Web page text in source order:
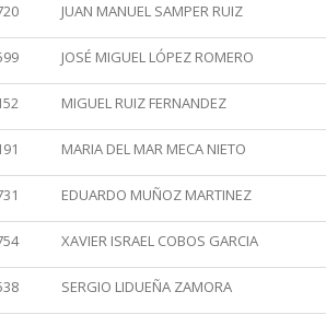
JUAN MANUEL SAMPER RUIZ
JOSÉ MIGUEL LÓPEZ ROMERO
MIGUEL RUIZ FERNANDEZ
MARIA DEL MAR MECA NIETO
EDUARDO MUÑOZ MARTINEZ
XAVIER ISRAEL COBOS GARCIA
SERGIO LIDUEÑA ZAMORA